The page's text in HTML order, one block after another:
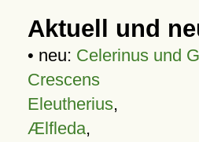
Aktuell und
• neu: Celerinus und
Crescens
Eleutherius,
Ælfleda,